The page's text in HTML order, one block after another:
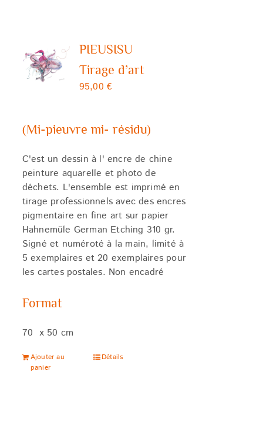
PIEUSISU
Tirage d’art
95,00 €
(Mi-pieuvre mi- résidu)
C'est un dessin à l' encre de chine
peinture aquarelle et photo de
déchets. L'ensemble est imprimé en
tirage professionnels avec des encres
pigmentaire en fine art sur papier
Hahnemüle German Etching 310 gr.
Signé et numéroté à la main, limité à
5 exemplaires et 20 exemplaires pour
les cartes postales. Non encadré
Format
70 x 50 cm
Ajouter au
panier
Détails